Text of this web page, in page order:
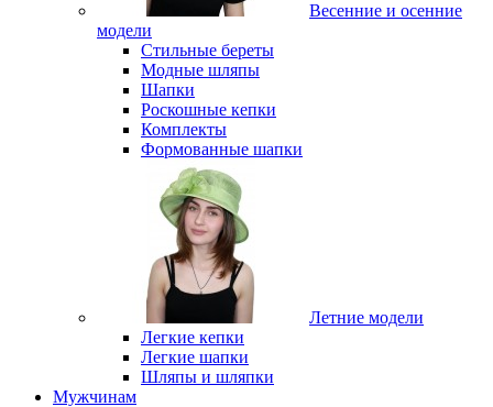
Весенние и осенние
модели
Стильные береты
Модные шляпы
Шапки
Роскошные кепки
Комплекты
Формованные шапки
Летние модели
Легкие кепки
Легкие шапки
Шляпы и шляпки
Мужчинам